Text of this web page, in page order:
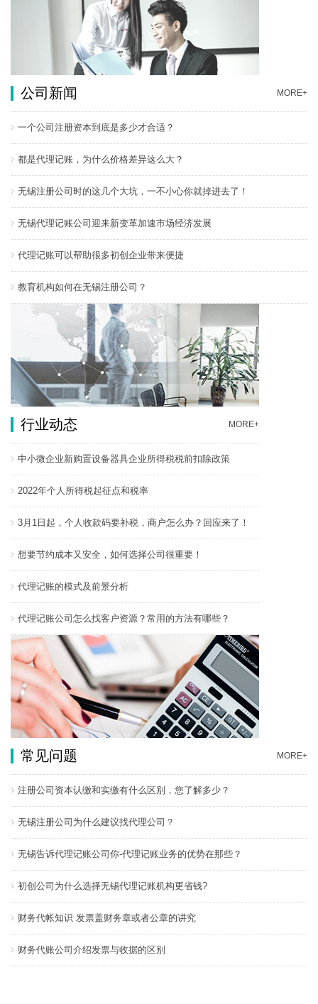
公司新闻 MORE+
一个公司注册资本到底是多少才合适？
都是代理记账，为什么价格差异这么大？
无锡注册公司时的这几个大坑，一不小心你就掉进去了！
无锡代理记账公司迎来新变革加速市场经济发展
代理记账可以帮助很多初创企业带来便捷
教育机构如何在无锡注册公司？
行业动态 MORE+
中小微企业新购置设备器具企业所得税税前扣除政策
2022年个人所得税起征点和税率
3月1日起，个人收款码要补税，商户怎么办？回应来了！
想要节约成本又安全，如何选择公司很重要！
代理记账的模式及前景分析
代理记账公司怎么找客户资源？常用的方法有哪些？
常见问题 MORE+
注册公司资本认缴和实缴有什么区别，您了解多少？
无锡注册公司为什么建议找代理公司？
无锡告诉代理记账公司你-代理记账业务的优势在那些？
初创公司为什么选择无锡代理记账机构更省钱?
财务代帐知识 发票盖财务章或者公章的讲究
财务代账公司介绍发票与收据的区别